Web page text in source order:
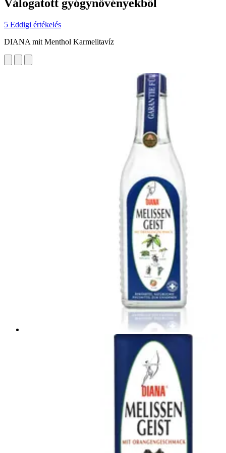
Válogatott gyógynövényekből
5 Eddigi értékelés
DIANA mit Menthol Karmelitavíz